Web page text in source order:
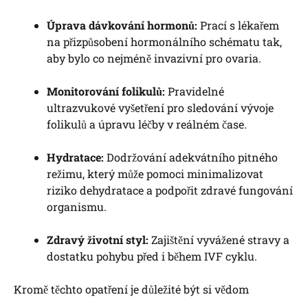
Úprava dávkování hormonů: Prací s lékařem
na přizpůsobení hormonálního schématu tak,
aby bylo co nejméně invazivní pro ovaria.
Monitorování folikulů: Pravidelné
ultrazvukové vyšetření pro sledování vývoje
folikulů a úpravu léčby v reálném čase.
Hydratace: Dodržování adekvátního pitného
režimu, který může pomoci minimalizovat
riziko dehydratace a podpořit zdravé fungování
organismu.
Zdravý životní styl: Zajištění vyvážené stravy a
dostatku pohybu před i během IVF cyklu.
Kromě těchto opatření je důležité být si vědom